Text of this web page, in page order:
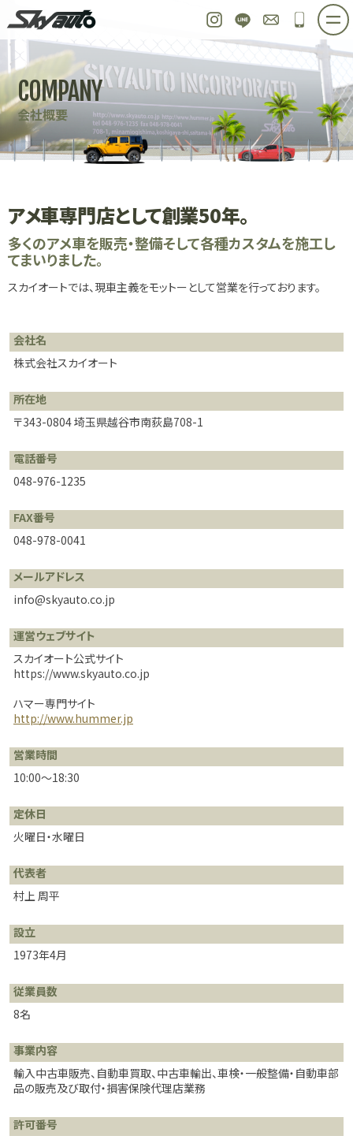
Instagram
LINE お問い合わせ
048-
ホーム 在庫車情報 ご購入プラン
整備作業実例 パーツ販売 買取＆オーダー
店舗紹介 工場紹介 会社概要
スタッフ紹介 求人情報 公式ブログ
COMPANY
会社概要
アメ車専門店として創業50年。
多くのアメ車を販売・整備そして各種カスタムを施工し
てまいりました。
スカイオートでは、現車主義をモットーとして営業を行っております。
会社名
株式会社スカイオート
所在地
〒343-0804埼玉県越谷市南荻島708-1
電話番号
048-976-1235
FAX番号
048-978-0041
メールアドレス
info@skyauto.co.jp
運営ウェブサイト
スカイオート公式サイト
https://www.skyauto.co.jp
ハマー専門サイト
http://www.hummer.jp
営業時間
10:00～18:30
定休日
火曜日・水曜日
代表者
村上 周平
設立
1973年4月
従業員数
8名
事業内容
輸入中古車販売、自動車買取、中古車輸出、車検・一般整備・自動車部
品の販売及び取付・損害保険代理店業務
許可番号